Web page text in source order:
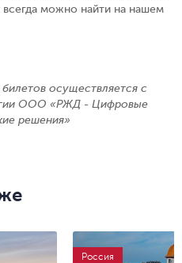
можно найти на нашем
осуществляется с
ООО «РЖД - Цифровые
решения»
Россия